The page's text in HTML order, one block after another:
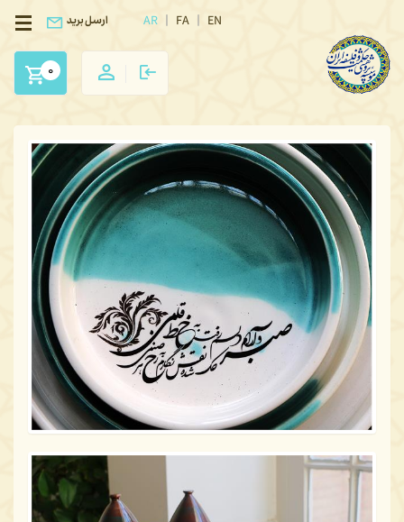
FA EN
AR ارسل بريد
0